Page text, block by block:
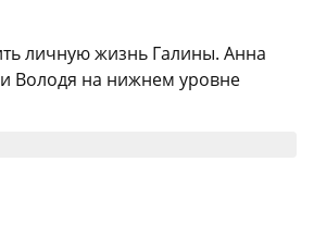
личную жизнь Галины. Анна
и Володя на нижнем уровне